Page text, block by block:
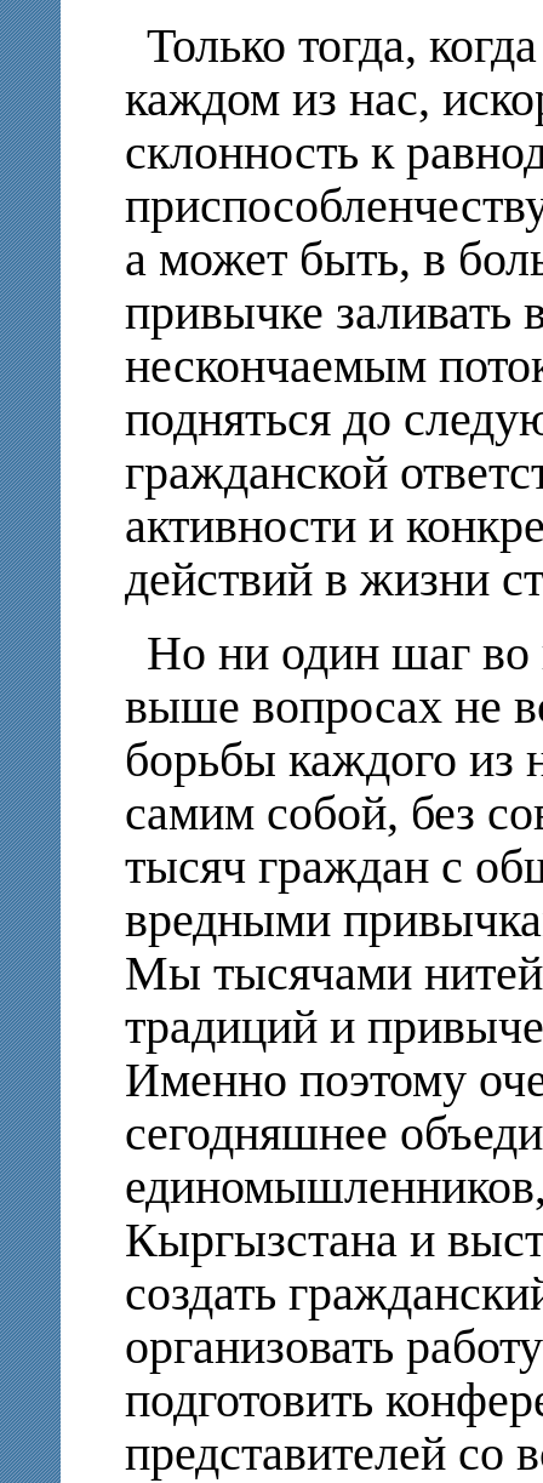
Только тогда,
каждом из нас,
склонность к
а может быть, в
привычке заливать
нескончаемым
подняться до
гражданской
активности и
действий в жизни
Но ни один шаг во
выше вопросах не
борьбы каждого из
самим собой, без
тысяч граждан с
вредными
Мы тысячами
традиций и
Именно поэтому
сегодняшнее
Кыргызстана и
создать
организовать
подготовить
представителей со